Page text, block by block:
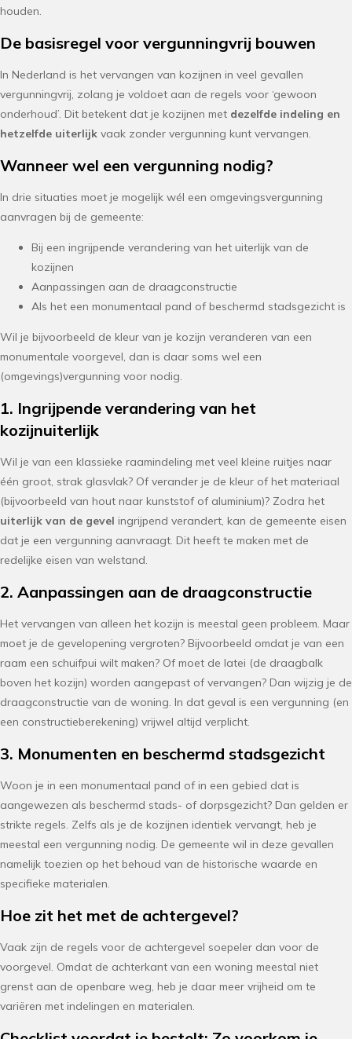
houden.
De basisregel voor vergunningvrij bouwen
In Nederland is het vervangen van kozijnen in veel gevallen
vergunningvrij, zolang je voldoet aan de regels voor ‘gewoon
onderhoud’. Dit betekent dat je kozijnen met dezelfde indeling en
hetzelfde uiterlijk vaak zonder vergunning kunt vervangen.
Wanneer wel een vergunning nodig?
In drie situaties moet je mogelijk wél een omgevingsvergunning
aanvragen bij de gemeente:
Bij een ingrijpende verandering van het uiterlijk van de
kozijnen
Aanpassingen aan de draagconstructie
Als het een monumentaal pand of beschermd stadsgezicht is
Wil je bijvoorbeeld de kleur van je kozijn veranderen van een
monumentale voorgevel, dan is daar soms wel een
(omgevings)vergunning voor nodig.
1. Ingrijpende verandering van het
kozijnuiterlijk
Wil je van een klassieke raamindeling met veel kleine ruitjes naar
één groot, strak glasvlak? Of verander je de kleur of het materiaal
(bijvoorbeeld van hout naar kunststof of aluminium)? Zodra het
uiterlijk van de gevel ingrijpend verandert, kan de gemeente eisen
dat je een vergunning aanvraagt. Dit heeft te maken met de
redelijke eisen van welstand.
2. Aanpassingen aan de draagconstructie
Het vervangen van alleen het kozijn is meestal geen probleem. Maar
moet je de gevelopening vergroten? Bijvoorbeeld omdat je van een
raam een schuifpui wilt maken? Of moet de latei (de draagbalk
boven het kozijn) worden aangepast of vervangen? Dan wijzig je de
draagconstructie van de woning. In dat geval is een vergunning (en
een constructieberekening) vrijwel altijd verplicht.
3. Monumenten en beschermd stadsgezicht
Woon je in een monumentaal pand of in een gebied dat is
aangewezen als beschermd stads- of dorpsgezicht? Dan gelden er
strikte regels. Zelfs als je de kozijnen identiek vervangt, heb je
meestal een vergunning nodig. De gemeente wil in deze gevallen
namelijk toezien op het behoud van de historische waarde en
specifieke materialen.
Hoe zit het met de achtergevel?
Vaak zijn de regels voor de achtergevel soepeler dan voor de
voorgevel. Omdat de achterkant van een woning meestal niet
grenst aan de openbare weg, heb je daar meer vrijheid om te
variëren met indelingen en materialen.